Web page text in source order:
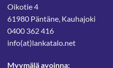
Oikotie 4
61980 Päntäne, Kauhajoki
0400 362 416
info(at)lankatalo.net
Myymälä avoinna: